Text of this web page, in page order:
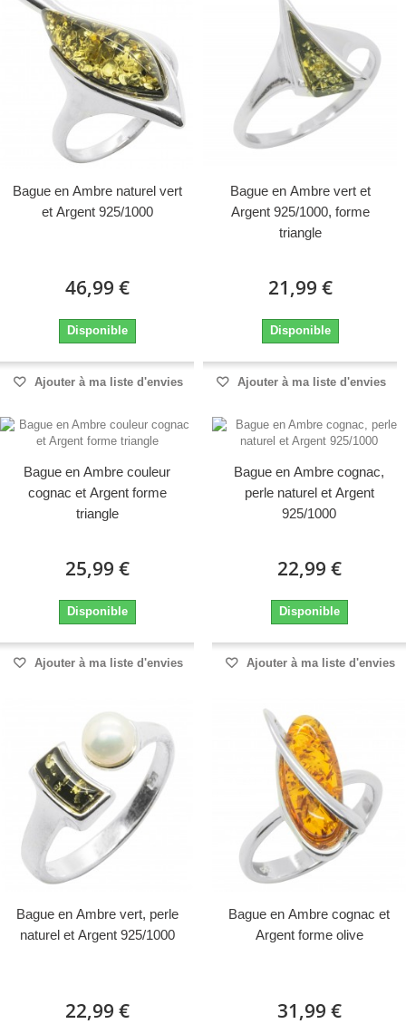
Bague en Ambre naturel vert
et Argent 925/1000
46,99 €
Disponible
Ajouter à ma liste d'envies
Bague en Ambre vert et
Argent 925/1000, forme
triangle
21,99 €
Disponible
Ajouter à ma liste d'envies
Bague en Ambre couleur
cognac et Argent forme
triangle
25,99 €
Disponible
Ajouter à ma liste d'envies
Bague en Ambre cognac,
perle naturel et Argent
925/1000
22,99 €
Disponible
Ajouter à ma liste d'envies
Bague en Ambre vert, perle
naturel et Argent 925/1000
22,99 €
Bague en Ambre cognac et
Argent forme olive
31,99 €